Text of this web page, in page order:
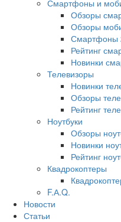
Смартфоны и
Обзоры
Обзоры
Смартфоны
Рейтинг
Новинки
Телевизоры
Новинки
Обзоры
Рейтинг
Ноутбуки
Обзоры
Новинки
Рейтинг
Квадрокоптеры
F.А.Q.
Новости
Статьи